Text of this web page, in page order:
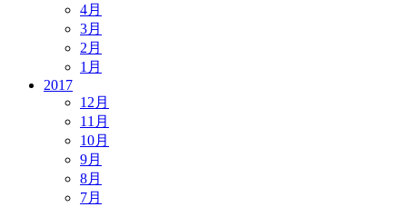
4月
3月
2月
1月
2017
12月
11月
10月
9月
8月
7月